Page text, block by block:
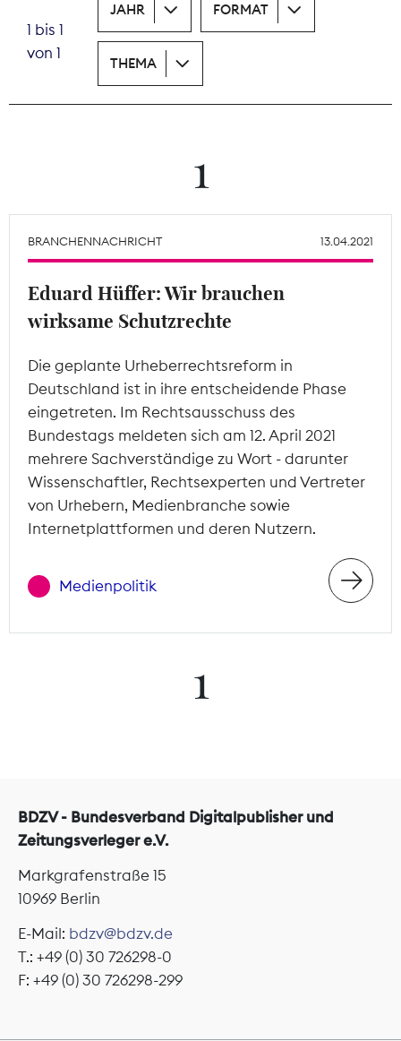
Theodor-Wolff-Preis
1 bis 1
von 1
JAHR FORMAT
THEMA
1
BRANCHENNACHRICHT 13.04.2021
Eduard Hüffer: Wir brauchen
wirksame Schutzrechte
Die geplante Urheberrechtsreform in
Deutschland ist in ihre entscheidende Phase
eingetreten. Im Rechtsausschuss des
Bundestags meldeten sich am 12. April 2021
mehrere Sachverständige zu Wort - darunter
Wissenschaftler, Rechtsexperten und Vertreter
von Urhebern, Medienbranche sowie
Internetplattformen und deren Nutzern.
Medienpolitik
1
BDZV - Bundesverband Digitalpublisher und
Zeitungsverleger e.V.
Markgrafenstraße 15
10969 Berlin
E-Mail: bdzv@bdzv.de
T.: +49 (0) 30 726298-0
F: +49 (0) 30 726298-299